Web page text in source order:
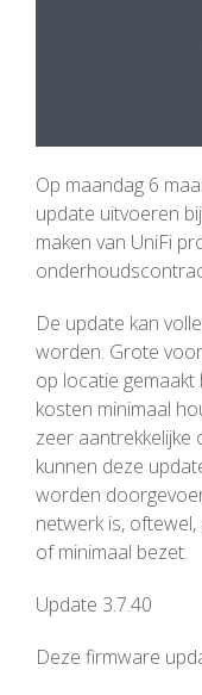
Op maandag 6
update uitvoeren
maken van UniFi
De update kan
worden. Grote
op locatie
kosten minimaal
zeer
kunnen deze
worden
netwerk is,
of minimaal bezet.
Update 3.7.40
Deze firmware